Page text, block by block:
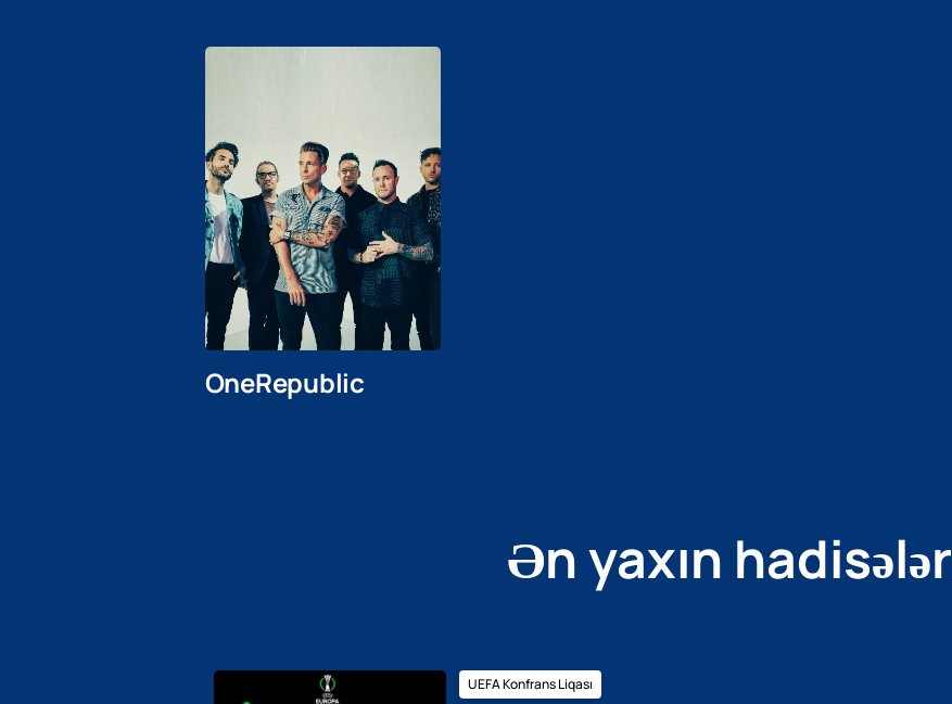
OneRepublic
Ən yaxın hadisələr
UEFA Konfrans Liqası